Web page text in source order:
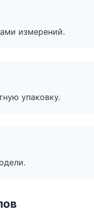
измерений.
упаковку.